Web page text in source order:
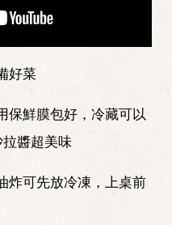
好菜
保鮮膜包好，冷藏可以
醬超美味
炸可先放冷凍，上桌前